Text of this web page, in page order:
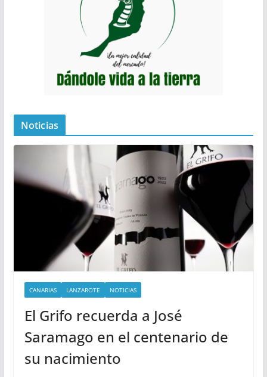
Noticias
CANARIAS LANZAROTE NOTICIAS
El Grifo recuerda a José
Saramago en el centenario de
su nacimiento